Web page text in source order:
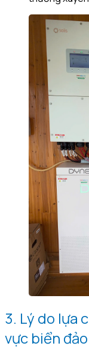
3. Lý do lựa
vực biển